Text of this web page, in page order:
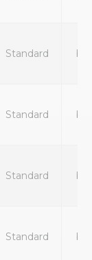
Standard
Standard
Standard
Standard